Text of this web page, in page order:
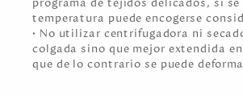
temperatura puede encogerse
• No utilizar centrifugadora ni
colgada sino que mejor extendida
que de lo contrario se puede